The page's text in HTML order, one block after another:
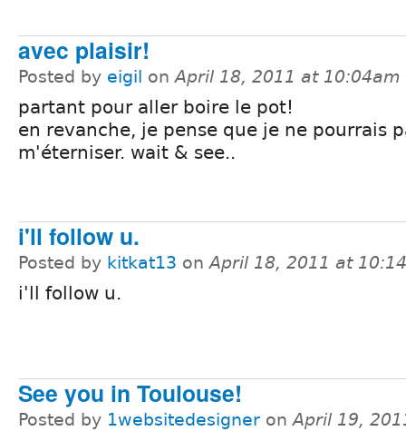
avec plaisir!
Posted by eigil onApril 18, 2011 at 10:04am
partant pour aller boire le pot!
en revanche, je pense que je ne pourrais
m'éterniser. wait & see..
i'll follow u.
Posted by kitkat13 onApril 18, 2011 at
i'll follow u.
See you in Toulouse!
Posted by 1websitedesigner onApril 19,